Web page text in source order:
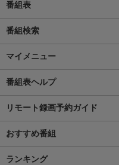
番組表
番組検索
マイメニュー
番組表ヘルプ
リモート録画予約ガイド
おすすめ番組
ランキング